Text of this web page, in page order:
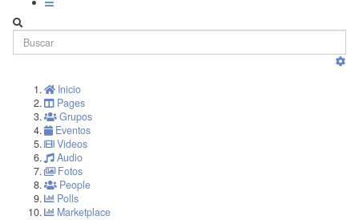
Inicio
Pages
Grupos
Eventos
Videos
Audio
Fotos
People
Polls
Marketplace